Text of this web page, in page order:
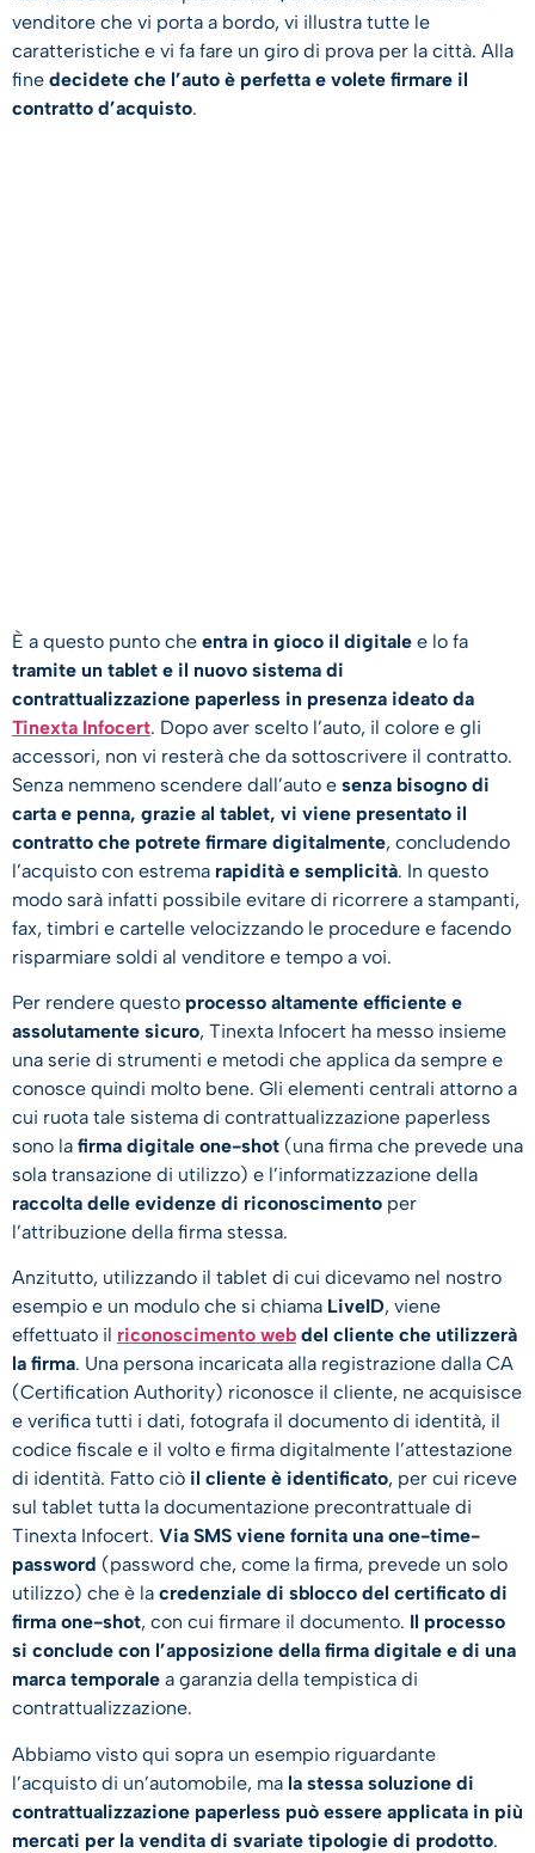
venditore che vi porta a bordo, vi illustra tutte le
caratteristiche e vi fa fare un giro di prova per la città. Alla
fine decidete che l’auto è perfetta e volete firmare il
contratto d’acquisto.
È a questo punto che entra in gioco il digitale e lo fa
tramite un tablet e il nuovo sistema di
contrattualizzazione paperless in presenza ideato da
Tinexta Infocert. Dopo aver scelto l’auto, il colore e gli
accessori, non vi resterà che da sottoscrivere il contratto.
Senza nemmeno scendere dall’auto e senza bisogno di
carta e penna, grazie al tablet, vi viene presentato il
contratto che potrete firmare digitalmente, concludendo
l’acquisto con estrema rapidità e semplicità. In questo
modo sarà infatti possibile evitare di ricorrere a stampanti,
fax, timbri e cartelle velocizzando le procedure e facendo
risparmiare soldi al venditore e tempo a voi.
Per rendere questo processo altamente efficiente e
assolutamente sicuro, Tinexta Infocert ha messo insieme
una serie di strumenti e metodi che applica da sempre e
conosce quindi molto bene. Gli elementi centrali attorno a
cui ruota tale sistema di contrattualizzazione paperless
sono la firma digitale one-shot (una firma che prevede una
sola transazione di utilizzo) e l’informatizzazione della
raccolta delle evidenze di riconoscimento per
l’attribuzione della firma stessa.
Anzitutto, utilizzando il tablet di cui dicevamo nel nostro
esempio e un modulo che si chiama LiveID, viene
effettuato il riconoscimento web del cliente che utilizzerà
la firma. Una persona incaricata alla registrazione dalla CA
(Certification Authority) riconosce il cliente, ne acquisisce
e verifica tutti i dati, fotografa il documento di identità, il
codice fiscale e il volto e firma digitalmente l’attestazione
di identità. Fatto ciò il cliente è identificato, per cui riceve
sul tablet tutta la documentazione precontrattuale di
Tinexta Infocert. Via SMS viene fornita una one-time-
password (password che, come la firma, prevede un solo
utilizzo) che è la credenziale di sblocco del certificato di
firma one-shot, con cui firmare il documento. Il processo
si conclude con l’apposizione della firma digitale e di una
marca temporale a garanzia della tempistica di
contrattualizzazione.
Abbiamo visto qui sopra un esempio riguardante
l’acquisto di un’automobile, ma la stessa soluzione di
contrattualizzazione paperless può essere applicata in più
mercati per la vendita di svariate tipologie di prodotto.